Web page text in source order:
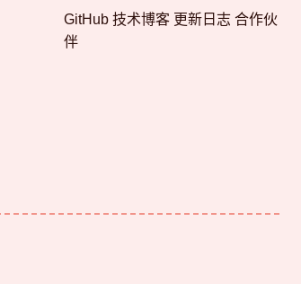
GitHub 技术博客 更新日志 合作伙
伴